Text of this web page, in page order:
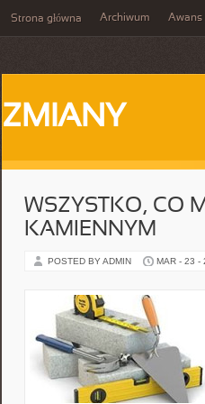
Strona główna Archiwum Awans
ZMIANY
WSZYSTKO, CO
KAMIENNYM
POSTED BY ADMIN MAR - 23 -